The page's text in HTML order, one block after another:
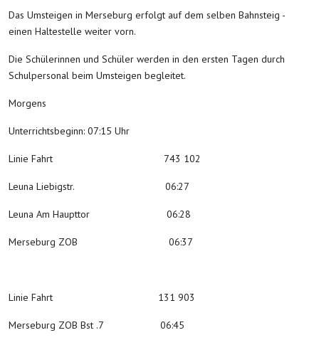
Das Umsteigen in Merseburg erfolgt auf dem selben Bahnsteig -
einen Haltestelle weiter vorn.
Die Schülerinnen und Schüler werden in den ersten Tagen durch
Schulpersonal beim Umsteigen begleitet.
Morgens
Unterrichtsbeginn: 07:15 Uhr
Linie Fahrt 743 102
Leuna Liebigstr. 06:27
Leuna Am Haupttor 06:28
Merseburg ZOB 06:37
Linie Fahrt 131 903
Merseburg ZOB Bst .7 06:45